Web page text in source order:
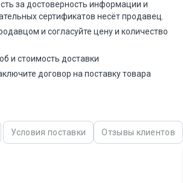
за достоверность информации и
сертификатов несёт продавец.
и согласуйте цену и количество
и стоимость доставки
договор на поставку товара
Условия поставки Отзывы клиентов